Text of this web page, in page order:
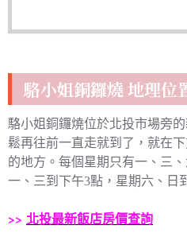
駱小姐銅鑼燒 地理位
駱小姐銅鑼燒位於北投市場旁
鬆再往前一直走就到了，就在
的地方。每個星期只有一、三
一、三到下午3點，星期六、日
>> 北投最新飯店房價查詢